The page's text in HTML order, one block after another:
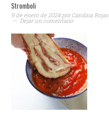
Stromboli
9 de enero de 2024porCarolina Rojas
Dejar un comentario